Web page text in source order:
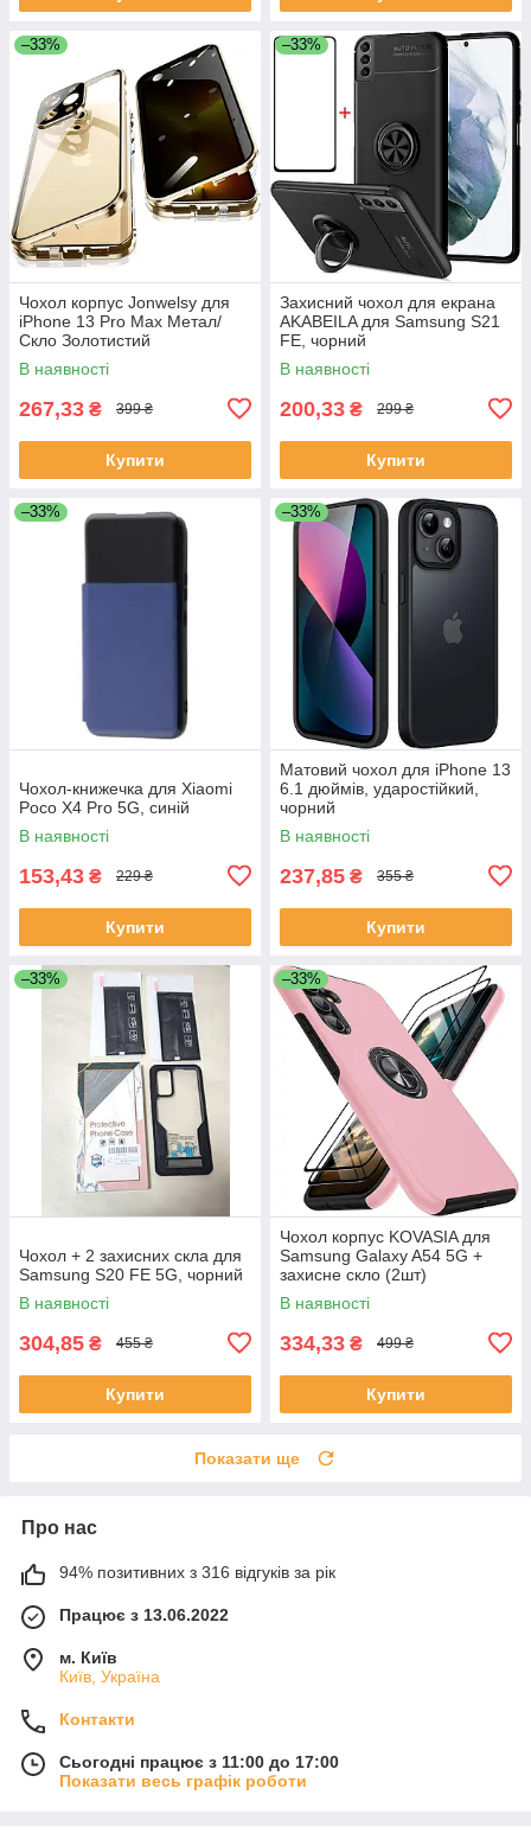
–33%
Чохол корпус Jonwelsy для
iPhone 13 Pro Max Метал/
Скло Золотистий
В наявності
267,33 ₴ 399 ₴
Купити
–33%
Захисний чохол для екрана
AKABEILA для Samsung S21
FE, чорний
В наявності
200,33 ₴ 299 ₴
Купити
–33%
Чохол-книжечка для Xiaomi
Poco X4 Pro 5G, синій
В наявності
153,43 ₴ 229 ₴
Купити
–33%
Матовий чохол для iPhone 13
6.1 дюймів, ударостійкий,
чорний
В наявності
237,85 ₴ 355 ₴
Купити
–33%
Чохол + 2 захисних скла для
Samsung S20 FE 5G, чорний
В наявності
304,85 ₴ 455 ₴
Купити
–33%
Чохол корпус KOVASIA для
Samsung Galaxy A54 5G +
захисне скло (2шт)
В наявності
334,33 ₴ 499 ₴
Купити
Показати ще
Про нас
94% позитивних з 316 відгуків за рік
Працює з 13.06.2022
м. Київ
Київ, Україна
Контакти
Сьогодні працює з 11:00 до 17:00
Показати весь графік роботи